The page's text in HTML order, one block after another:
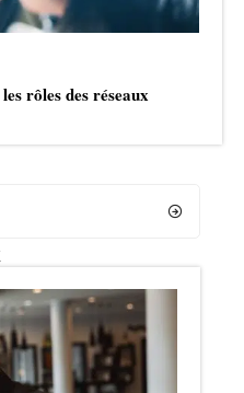
rôles des réseaux